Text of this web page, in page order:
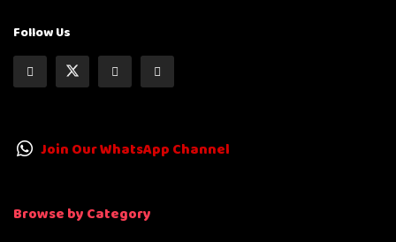
Follow Us
Join Our WhatsApp Channel
Browse by Category